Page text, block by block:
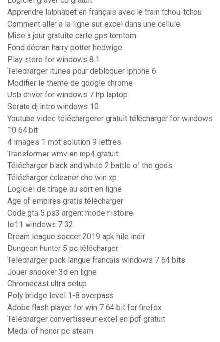
Apprendre lalphabet en français avec le train tchou-tchou
Comment aller a la ligne sur excel dans une cellule
Mise a jour gratuite carte gps tomtom
Fond décran harry potter hedwige
Play store for windows 8.1
Telecharger itunes pour debloquer iphone 6
Modifier le theme de google chrome
Usb driver for windows 7 hp laptop
Serato dj intro windows 10
Youtube video téléchargerer gratuit télécharger for windows
10 64 bit
4 images 1 mot solution 9 lettres
Transformer wmv en mp4 gratuit
Télécharger black and white 2 battle of the gods
Télécharger ccleaner cho win xp
Logiciel de tirage au sort en ligne
Age of empires gratis télécharger
Code gta 5 ps3 argent mode histoire
Ie11 windows 7 32
Dream league soccer 2019 apk hile indir
Dungeon hunter 5 pc télécharger
Telecharger pack langue francais windows 7 64 bits
Jouer snooker 3d en ligne
Chromecast ultra setup
Poly bridge level 1-8 overpass
Adobe flash player for win 7 64 bit for firefox
Télécharger convertisseur excel en pdf gratuit
Medal of honor pc steam